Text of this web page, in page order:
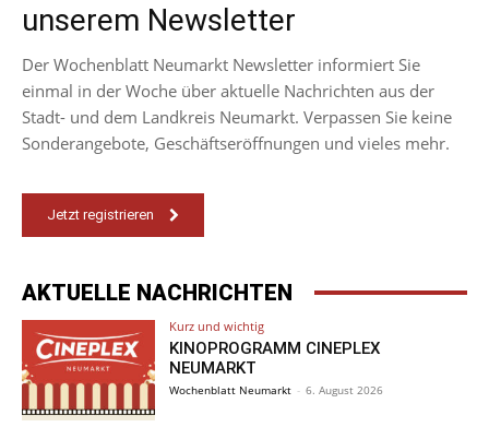
unserem Newsletter
Der Wochenblatt Neumarkt Newsletter informiert Sie
einmal in der Woche über aktuelle Nachrichten aus der
Stadt- und dem Landkreis Neumarkt. Verpassen Sie keine
Sonderangebote, Geschäftseröffnungen und vieles mehr.
Jetzt registrieren
AKTUELLE NACHRICHTEN
Kurz und wichtig
KINOPROGRAMM CINEPLEX
NEUMARKT
Wochenblatt Neumarkt - 6. August 2026